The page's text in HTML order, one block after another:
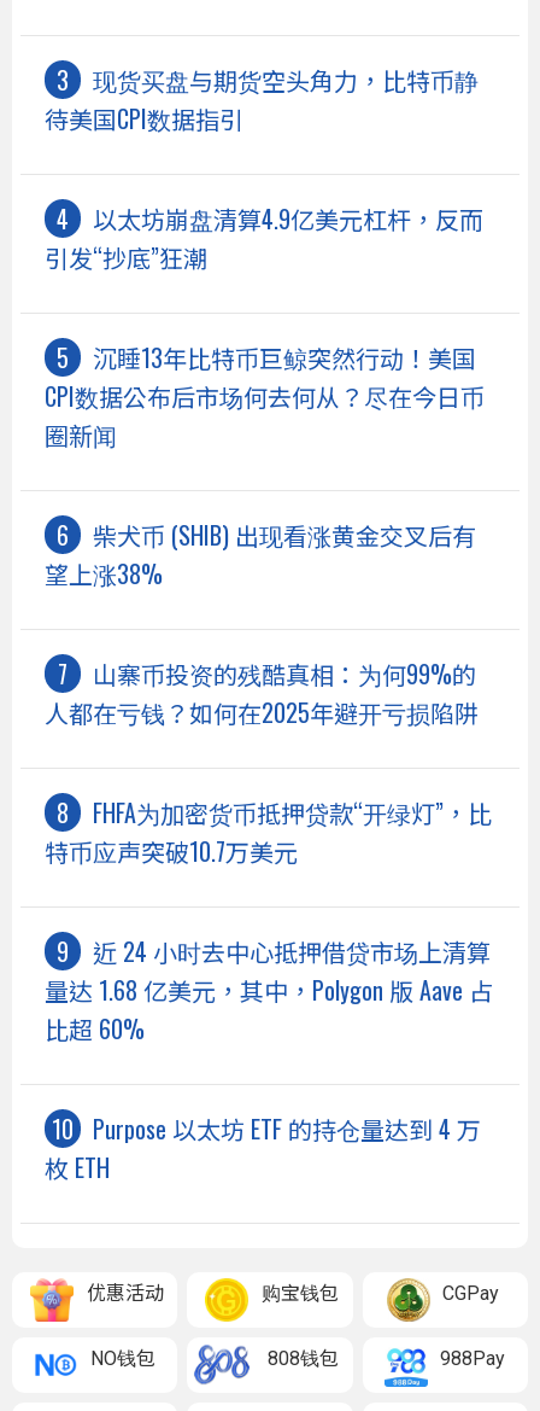
现货买盘与期货空头角力，比特币静
待美国CPI数据指引
以太坊崩盘清算4.9亿美元杠杆，反而
引发“抄底”狂潮
沉睡13年比特币巨鲸突然行动！美国
CPI数据公布后市场何去何从？尽在今日币
圈新闻
柴犬币 (SHIB) 出现看涨黄金交叉后有
望上涨38%
山寨币投资的残酷真相：为何99%的
人都在亏钱？如何在2025年避开亏损陷阱
FHFA为加密货币抵押贷款“开绿灯”，比
特币应声突破10.7万美元
近 24 小时去中心抵押借贷市场上清算
量达 1.68 亿美元，其中，Polygon 版 Aave 占
比超 60%
Purpose 以太坊 ETF 的持仓量达到 4 万
枚 ETH
优惠活动 购宝钱包 CGPay
NO钱包 808钱包 988Pay